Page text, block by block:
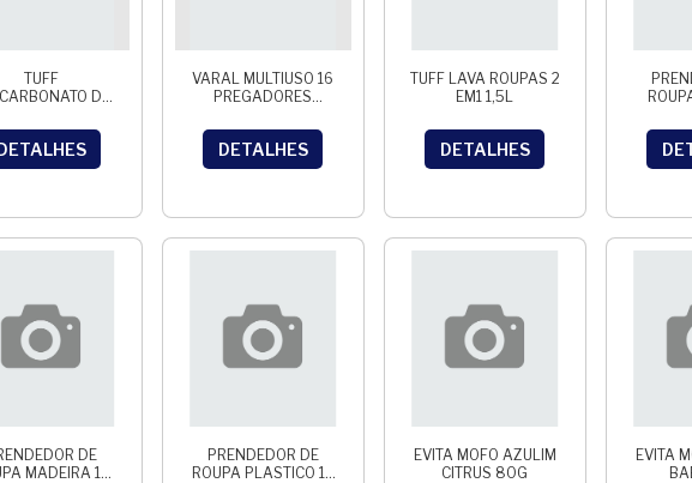
TUFF
DE
VARAL MULTIUSO 16
PREGADORES
DETALHES
TUFF LAVA ROUPAS 2
EM1 1,5L
DETALHES
DE
MADEIRA 12
PRENDEDOR DE
ROUPA PLASTICO 12
EVITA MOFO AZULIM
CITRUS 80G
EVITA